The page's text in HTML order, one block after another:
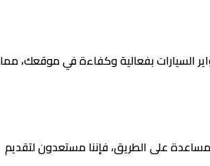
السيارات بفعالية وكفاءة في موقعك، مما
على الطريق، فإننا مستعدون لتقديم